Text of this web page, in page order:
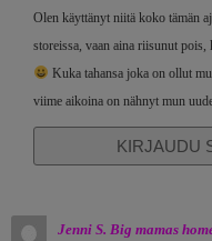
Olen käyttänyt niitä koko tämän
storeissa, vaan aina riisunut pois,
Kuka tahansa joka on ollut
viime aikoina on nähnyt mun
KIRJAUDU
Jenni S. Big mamas